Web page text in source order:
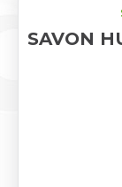
SAVON